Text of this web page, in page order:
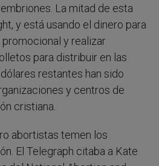
La mitad de esta
y está usando el dinero para
y realizar
para distribuir en las
restantes han sido
y centros de
cristiana.
abortistas temen los
El Telegraph citaba a Kate